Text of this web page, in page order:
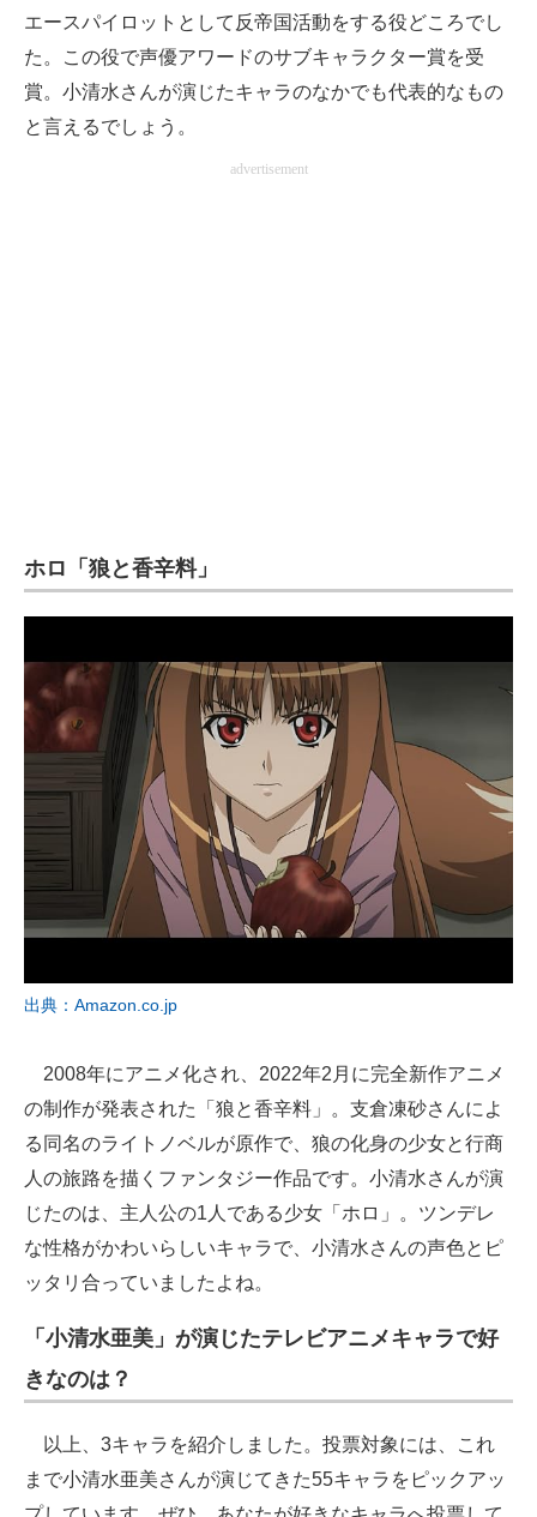
エースパイロットとして反帝国活動をする役どころでし
た。この役で声優アワードのサブキャラクター賞を受
賞。小清水さんが演じたキャラのなかでも代表的なもの
と言えるでしょう。
advertisement
ホロ「狼と香辛料」
出典：Amazon.co.jp
2008年にアニメ化され、2022年2月に完全新作アニメ
の制作が発表された「狼と香辛料」。支倉凍砂さんによ
る同名のライトノベルが原作で、狼の化身の少女と行商
人の旅路を描くファンタジー作品です。小清水さんが演
じたのは、主人公の1人である少女「ホロ」。ツンデレ
な性格がかわいらしいキャラで、小清水さんの声色とピ
ッタリ合っていましたよね。
「小清水亜美」が演じたテレビアニメキャラで好
きなのは？
以上、3キャラを紹介しました。投票対象には、これ
まで小清水亜美さんが演じてきた55キャラをピックアッ